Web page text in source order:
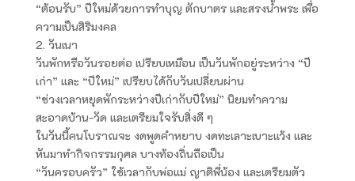
“ต้อนรับ” ปีใหม่ด้วยการทำบุญ ตักบาตร และสรงน้ำพระ เพื่อ
ความเป็นสิริมงคล
2. วันเนา
วันพักหรือวันรอยต่อ เปรียบเหมือน เป็นวันพักอยู่ระหว่าง “ปี
เก่า” และ “ปีใหม่” เปรียบได้กับวันเปลี่ยนผ่าน
“ช่วงเวลาหยุดพักระหว่างปีเก่ากับปีใหม่” นิยมทำความ
สะอาดบ้าน-วัด และเตรียมใจรับสิ่งดี ๆ
ในวันนี้คนโบราณจะ งดพูดคำหยาบ งดทะเลาะเบาะแว้ง และ
หันมาทำกิจกรรมกุศล บางท้องถิ่นถือเป็น
“วันครอบครัว” ใช้เวลากับพ่อแม่ ญาติพี่น้อง และเตรียมตัว